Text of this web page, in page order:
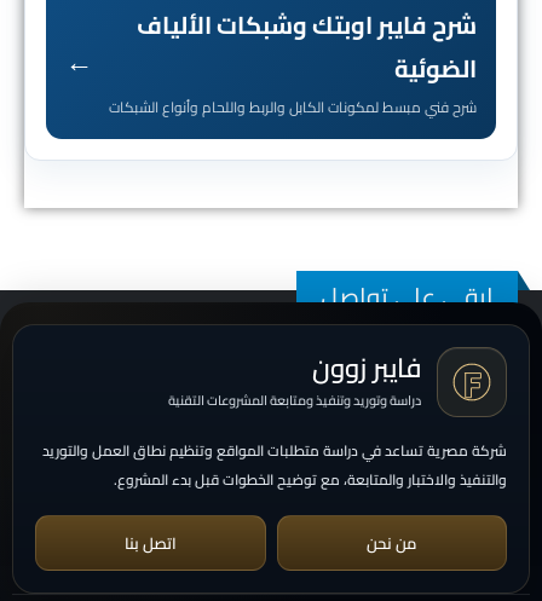
شرح فايبر اوبتك وشبكات الألياف
الضوئية
شرح فني مبسط لمكونات الكابل والربط واللحام وأنواع الشبكات
←
ابقى على تواصل
فايبر زوون
دراسة وتوريد وتنفيذ ومتابعة المشروعات التقنية
شركة مصرية تساعد في دراسة متطلبات المواقع وتنظيم نطاق العمل والتوريد
والتنفيذ والاختبار والمتابعة، مع توضيح الخطوات قبل بدء المشروع.
من نحن اتصل بنا